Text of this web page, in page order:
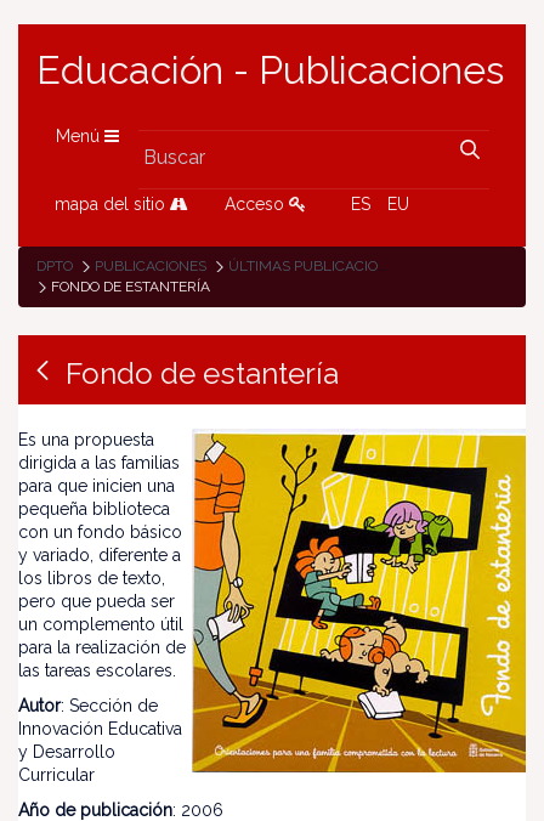
Educación - Publicaciones
Menú
mapa del sitio Acceso ES EU
DPTO PUBLICACIONES
ÚLTIMAS PUBLICACIONES
FONDO DE ESTANTERÍA
Fondo de estantería
Es una propuesta
dirigida a las familias
para que inicien una
pequeña biblioteca
con un fondo básico
y variado, diferente a
los libros de texto,
pero que pueda ser
un complemento útil
para la realización de
las tareas escolares.
Autor: Sección de
Innovación Educativa
y Desarrollo
Curricular
Año de publicación: 2006